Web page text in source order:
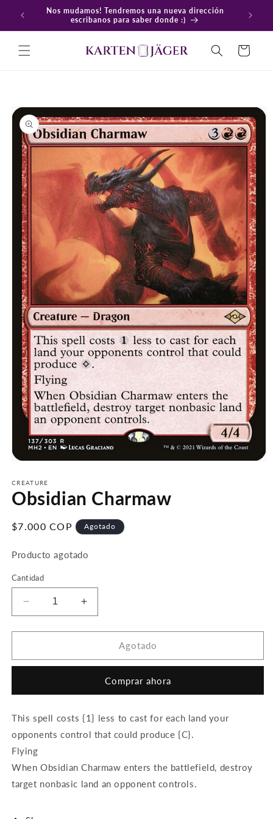
directamenteNos mudamos! Tendremos una nueva dirección
escribanos para saber donde :)
Carrito
directamente
a la
información
del producto
multimedia
1
en
modal
CREATURE
Obsidian Charmaw
Precio
$7.000 COP Agotado
Producto agotado
Cantidad
Reducir
cantidad
para
Charmaw
Aumentar
cantidad
para
Obsidian
Charmaw
Agotado
Comprar ahora
This spell costs {1} less to cast for each land your
opponents control that could produce {C}.
Flying
When Obsidian Charmaw enters the battlefield, destroy
target nonbasic land an opponent controls.